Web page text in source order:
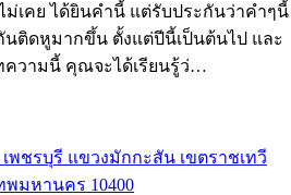
ม่เคย ได้ยินคำนี้ แต่รับประกันว่าคำๆนี้
นติดหูมากขึ้น ตั้งแต่ปีนี้เป็นต้นไป และ
วามนี้ คุณจะได้เรียนรู้ว่…
เพชรบุรี แขวงมักกะสัน เขตราชเทวี
พมหานคร 10400